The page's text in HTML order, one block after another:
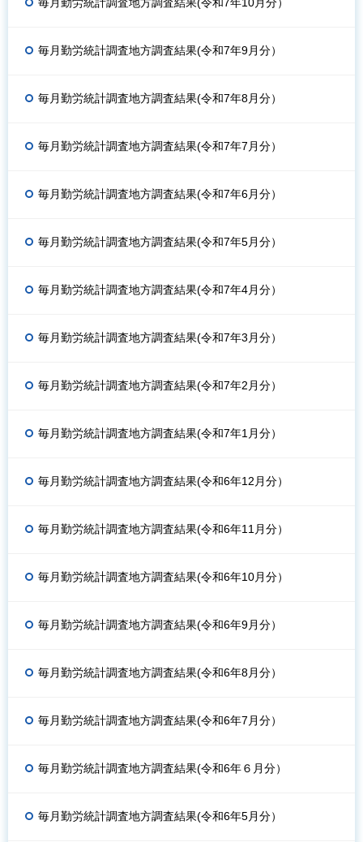
毎月勤労統計調査地方調査結果(令和7年9月分）
毎月勤労統計調査地方調査結果(令和7年8月分）
毎月勤労統計調査地方調査結果(令和7年7月分）
毎月勤労統計調査地方調査結果(令和7年6月分）
毎月勤労統計調査地方調査結果(令和7年5月分）
毎月勤労統計調査地方調査結果(令和7年4月分）
毎月勤労統計調査地方調査結果(令和7年3月分）
毎月勤労統計調査地方調査結果(令和7年2月分）
毎月勤労統計調査地方調査結果(令和7年1月分）
毎月勤労統計調査地方調査結果(令和6年12月分）
毎月勤労統計調査地方調査結果(令和6年11月分）
毎月勤労統計調査地方調査結果(令和6年10月分）
毎月勤労統計調査地方調査結果(令和6年9月分）
毎月勤労統計調査地方調査結果(令和6年8月分）
毎月勤労統計調査地方調査結果(令和6年7月分）
毎月勤労統計調査地方調査結果(令和6年６月分）
毎月勤労統計調査地方調査結果(令和6年5月分）